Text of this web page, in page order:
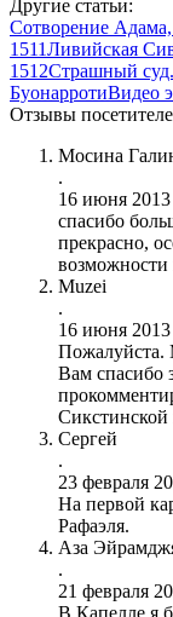
Другие статьи:
Сотворение
1511Ливийская
1512Страшный
БуонарротиВидео
Отзывы
Мосина
.
16 июня
спасибо
прекрасно,
Muzei
.
16 июня
Пожалуйста.
Вам спасибо
Сикстинской
Сергей
.
23 февраля
На первой
Рафаэля.
Аза
.
21 февраля
В Капелле я